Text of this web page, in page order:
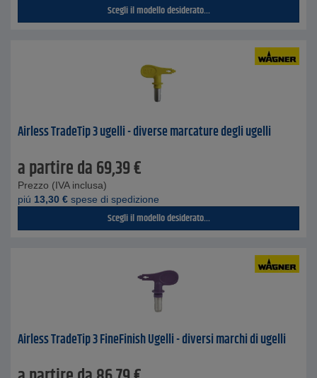
Scegli il modello desiderato...
Airless TradeTip 3 ugelli - diverse marcature degli ugelli
a partire da69,39€
Prezzo (IVA inclusa)
piú 13,30 € spese di spedizione
Scegli il modello desiderato...
Airless TradeTip 3 FineFinish Ugelli - diversi marchi di ugelli